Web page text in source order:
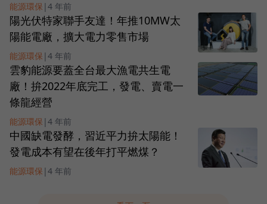
能源環保 | 4 年前
陽光伏特家聯手友達！年推10MW太
陽能電廠，擴大電力零售市場
能源環保 | 4 年前
雲豹能源要蓋全台最大漁電共生電
廠！拚2022年底完工，發電、賣電一
條龍經營
能源環保 | 4 年前
中國缺電發酵，習近平力拚太陽能！
發電成本有望在後年打平燃煤？
能源環保 | 4 年前